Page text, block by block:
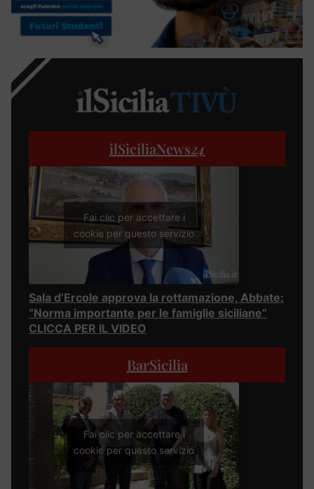
ilSiciliaNews24
Fai clic per accettare i
cookie per questo servizio
Sala d’Ercole approva la rottamazione, Abbate:
“Norma importante per le famiglie siciliane”
CLICCA PER IL VIDEO
BarSicilia
Fai clic per accettare i
cookie per questo servizio